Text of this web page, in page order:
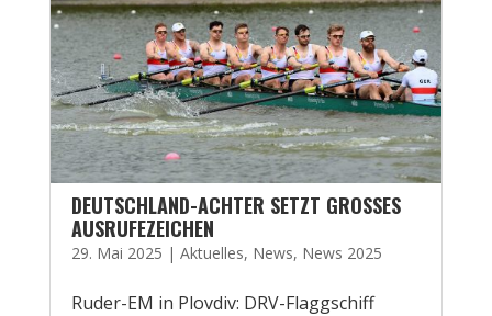
DEUTSCHLAND-ACHTER SETZT GROSSES A
USRUFEZEICHEN
29. Mai 2025 | Aktuelles, News, News 2025
Ruder-EM in Plovdiv: DRV-Flaggschiff